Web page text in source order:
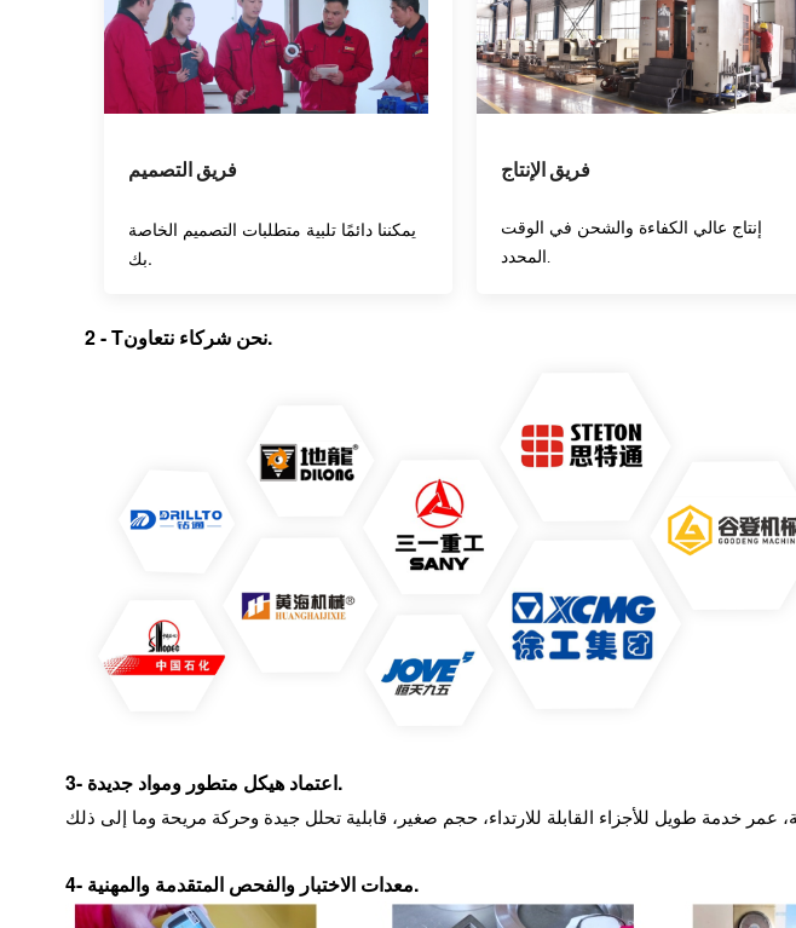
فريق التصميم
يمكننا دائمًا تلبية متطلبات التصميم الخاصة
بك.
فريق الإنتاج
إنتاج عالي الكفاءة والشحن في الوقت
المحدد.
2-T نحن شركاء نتعاون.
3- اعتماد هيكل متطور ومواد جديدة.
4- معدات الاختبار والفحص المتقدمة والمهنية.